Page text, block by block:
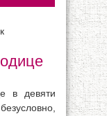
в девяти